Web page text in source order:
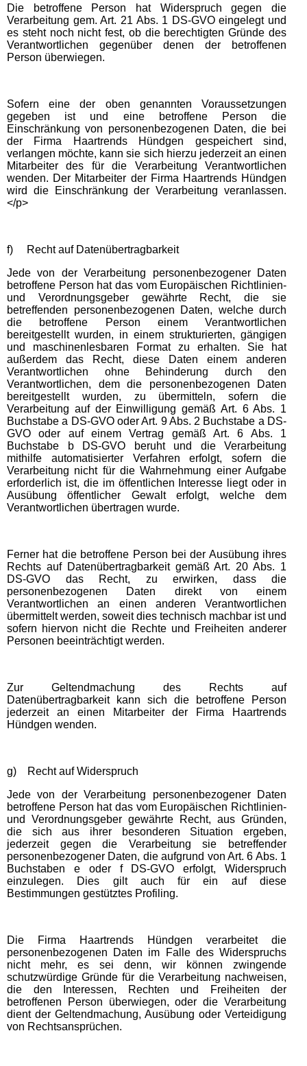
Die betroffene Person hat Widerspruch gegen die
Verarbeitung gem. Art. 21 Abs. 1 DS-GVO eingelegt und
es steht noch nicht fest, ob die berechtigten Gründe des
Verantwortlichen gegenüber denen der betroffenen
Person überwiegen.
Sofern eine der oben genannten Voraussetzungen
gegeben ist und eine betroffene Person die
Einschränkung von personenbezogenen Daten, die bei
der Firma Haartrends Hündgen gespeichert sind,
verlangen möchte, kann sie sich hierzu jederzeit an einen
Mitarbeiter des für die Verarbeitung Verantwortlichen
wenden. Der Mitarbeiter der Firma Haartrends Hündgen
wird die Einschränkung der Verarbeitung veranlassen.
</p>
f) Recht auf Datenübertragbarkeit
Jede von der Verarbeitung personenbezogener Daten
betroffene Person hat das vom Europäischen Richtlinien-
und Verordnungsgeber gewährte Recht, die sie
betreffenden personenbezogenen Daten, welche durch
die betroffene Person einem Verantwortlichen
bereitgestellt wurden, in einem strukturierten, gängigen
und maschinenlesbaren Format zu erhalten. Sie hat
außerdem das Recht, diese Daten einem anderen
Verantwortlichen ohne Behinderung durch den
Verantwortlichen, dem die personenbezogenen Daten
bereitgestellt wurden, zu übermitteln, sofern die
Verarbeitung auf der Einwilligung gemäß Art. 6 Abs. 1
Buchstabe a DS-GVO oder Art. 9 Abs. 2 Buchstabe a DS-
GVO oder auf einem Vertrag gemäß Art. 6 Abs. 1
Buchstabe b DS-GVO beruht und die Verarbeitung
mithilfe automatisierter Verfahren erfolgt, sofern die
Verarbeitung nicht für die Wahrnehmung einer Aufgabe
erforderlich ist, die im öffentlichen Interesse liegt oder in
Ausübung öffentlicher Gewalt erfolgt, welche dem
Verantwortlichen übertragen wurde.
Ferner hat die betroffene Person bei der Ausübung ihres
Rechts auf Datenübertragbarkeit gemäß Art. 20 Abs. 1
DS-GVO das Recht, zu erwirken, dass die
personenbezogenen Daten direkt von einem
Verantwortlichen an einen anderen Verantwortlichen
übermittelt werden, soweit dies technisch machbar ist und
sofern hiervon nicht die Rechte und Freiheiten anderer
Personen beeinträchtigt werden.
Zur Geltendmachung des Rechts auf
Datenübertragbarkeit kann sich die betroffene Person
jederzeit an einen Mitarbeiter der Firma Haartrends
Hündgen wenden.
g) Recht auf Widerspruch
Jede von der Verarbeitung personenbezogener Daten
betroffene Person hat das vom Europäischen Richtlinien-
und Verordnungsgeber gewährte Recht, aus Gründen,
die sich aus ihrer besonderen Situation ergeben,
jederzeit gegen die Verarbeitung sie betreffender
personenbezogener Daten, die aufgrund von Art. 6 Abs. 1
Buchstaben e oder f DS-GVO erfolgt, Widerspruch
einzulegen. Dies gilt auch für ein auf diese
Bestimmungen gestütztes Profiling.
Die Firma Haartrends Hündgen verarbeitet die
personenbezogenen Daten im Falle des Widerspruchs
nicht mehr, es sei denn, wir können zwingende
schutzwürdige Gründe für die Verarbeitung nachweisen,
die den Interessen, Rechten und Freiheiten der
betroffenen Person überwiegen, oder die Verarbeitung
dient der Geltendmachung, Ausübung oder Verteidigung
von Rechtsansprüchen.